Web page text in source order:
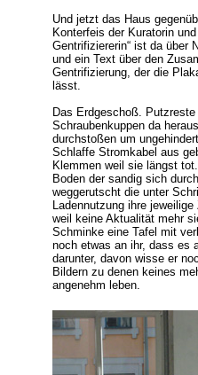
Und jetzt das Haus
Konterfeis der Kuratorin
Gentrifiziererin“ ist da über
und ein Text über den
Gentrifizierung, der die
lässt.
Das Erdgeschoß.
Schraubenkuppen da
durchstoßen um
Schlaffe Stromkabel aus
Klemmen weil sie längst
Boden der sandig sich
weggerutscht die unter
Ladennutzung ihre
weil keine Aktualität mehr
Schminke eine Tafel mit
noch etwas an ihr, dass es
darunter, davon wisse er
Bildern zu denen keines
angenehm leben.